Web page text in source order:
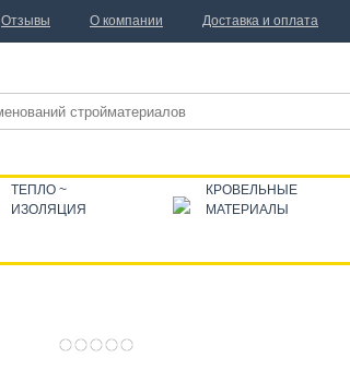
ТЕПЛО ~
ИЗОЛЯЦИЯ
КРОВЕЛЬНЫЕ
МАТЕРИАЛЫ
Отзывы О компании Доставка и оплата